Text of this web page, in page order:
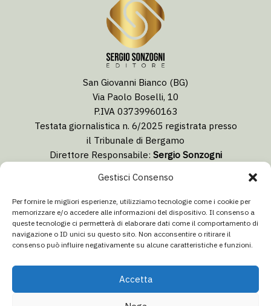
Gestisci Consenso
Per fornire le migliori esperienze, utilizziamo tecnologie come i cookie per
memorizzare e/o accedere alle informazioni del dispositivo. Il consenso a
queste tecnologie ci permetterà di elaborare dati come il comportamento di
navigazione o ID unici su questo sito. Non acconsentire o ritirare il
consenso può influire negativamente su alcune caratteristiche e funzioni.
Accetta
San Giovanni Bianco (BG)
Via Paolo Boselli, 10
P.IVA 03739960163
Testata giornalistica n. 6/2025 registrata presso
il Tribunale di Bergamo
Direttore Responsabile: Sergio Sonzogni
redazione@isolabergamascanews.it
info@italiacommunication.com
Telefono: 0345 41834